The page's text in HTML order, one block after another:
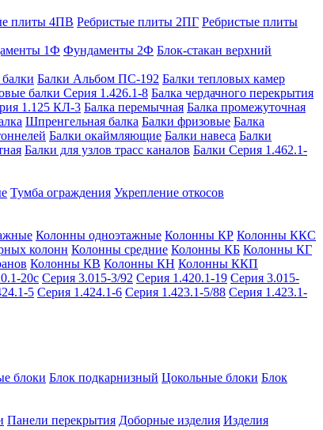
плиты 4ПВ Ребристые плиты 2ПГ Ребристые плиты
1Ф Фундаменты 2Ф Блок-стакан верхний
Балки Альбом ПС-192 Балки тепловых камер
балки Серия 1.426.1-8 Балка чердачного перекрытия
1.125 КЛ-3 Балка перемычная Балка промежуточная
Шпренгельная балка Балки фризовые Балка
Балки окаймляющие Балки навеса Балки
Балки для узлов трасс каналов Балки Серия 1.462.1-
Тумба ограждения Укрепление откосов
Колонны одноэтажные Колонны КР Колонны ККС
колонн Колонны средние Колонны КБ Колонны КГ
Колонны КВ Колонны КН Колонны ККП
20с Серия 3.015-3/92 Серия 1.420.1-19 Серия 3.015-
5 Серия 1.424.1-6 Серия 1.423.1-5/88 Серия 1.423.1-
блоки Блок подкарнизный Цокольные блоки Блок
Панели перекрытия Доборные изделия Изделия